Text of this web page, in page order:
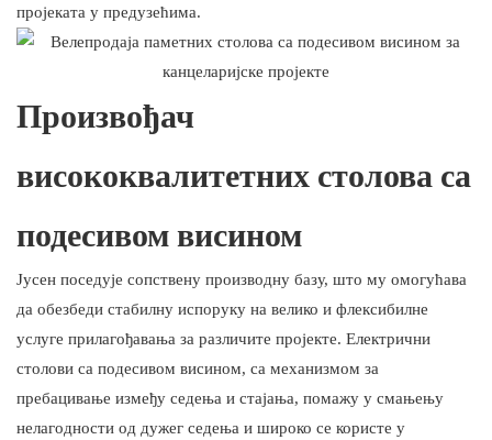
пројеката у предузећима.
Произвођач
висококвалитетних столова са
подесивом висином
Јусен поседује сопствену производну базу, што му омогућава
да обезбеди стабилну испоруку на велико и флексибилне
услуге прилагођавања за различите пројекте. Електрични
столови са подесивом висином, са механизмом за
пребацивање између седења и стајања, помажу у смањењу
нелагодности од дужег седења и широко се користе у